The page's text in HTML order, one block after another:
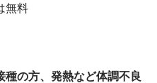
無料
種の方、発熱など体調不良